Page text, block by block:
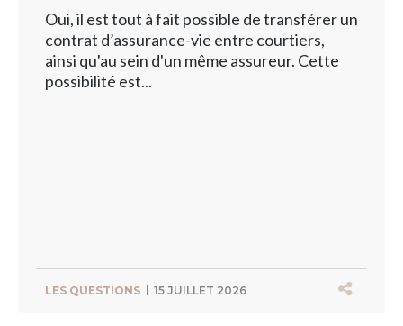
Oui, il est tout à fait possible de transférer un
contrat d’assurance-vie entre courtiers,
ainsi qu'au sein d'un même assureur. Cette
possibilité est...
LES QUESTIONS 15 JUILLET 2026